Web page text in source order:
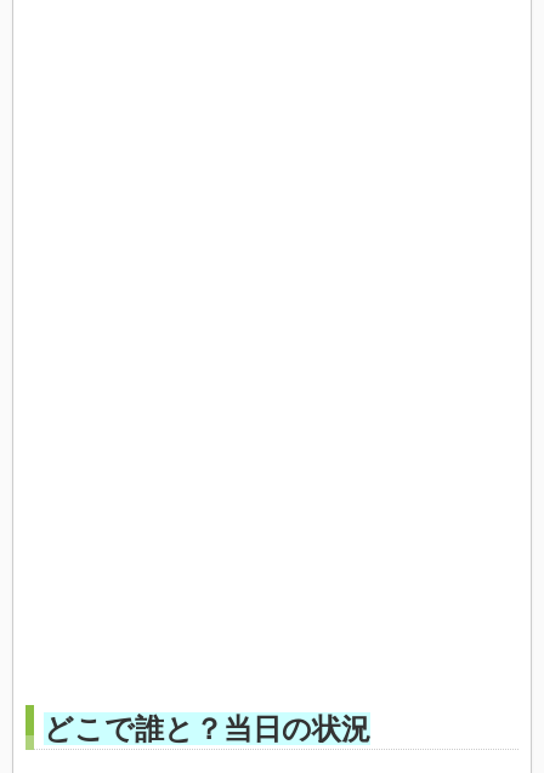
どこで誰と？当日の状況